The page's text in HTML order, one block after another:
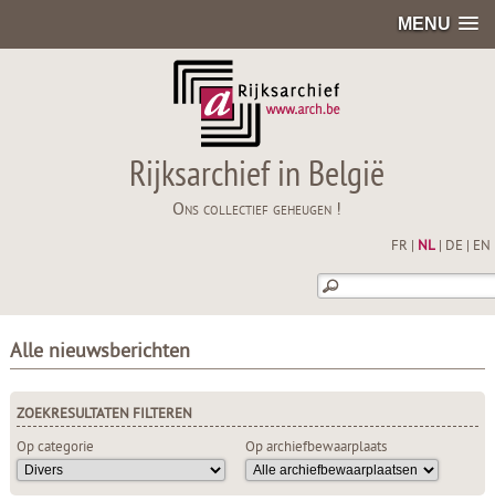
MENU
Rijksarchief in België
Ons collectief geheugen !
FR NL| DE EN
Alle nieuwsberichten
ZOEKRESULTATEN FILTEREN
Op categorie
Op archiefbewaarplaats